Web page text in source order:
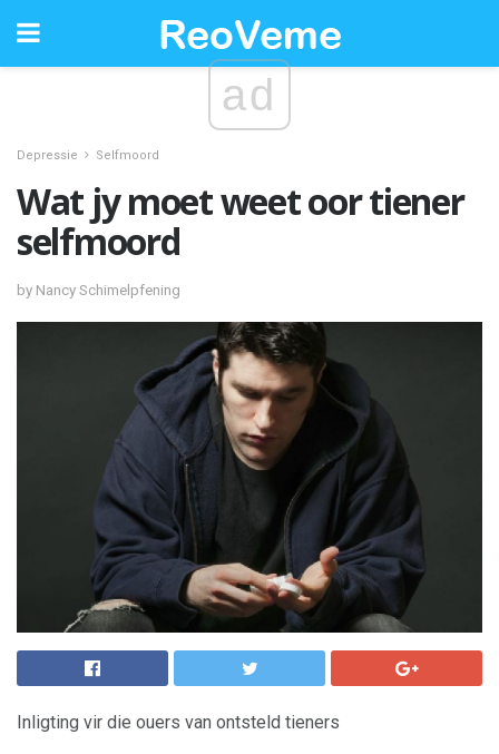
ad
Depressie Selfmoord
Wat jy moet weet oor tiener
selfmoord
by Nancy Schimelpfening
Inligting vir die ouers van ontsteld tieners